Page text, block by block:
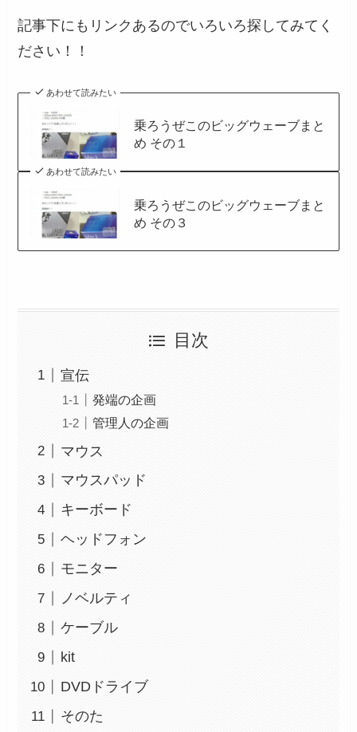
記事下にもリンクあるのでいろいろ探してみてく
ださい！！
あわせて読みたい
乗ろうぜこのビッグウェーブまと
め その１
あわせて読みたい
乗ろうぜこのビッグウェーブまと
め その３
目次
宣伝
発端の企画
管理人の企画
マウス
マウスパッド
キーボード
ヘッドフォン
モニター
ノベルティ
ケーブル
kit
DVDドライブ
そのた